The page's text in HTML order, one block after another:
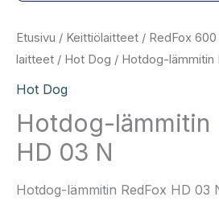
Etusivu / Keittiölaitteet / RedFox
laitteet / Hot Dog / Hotdog-lämmitin
Hot Dog
Hotdog-lämmitin
HD 03 N
Hotdog-lämmitin RedFox HD 03